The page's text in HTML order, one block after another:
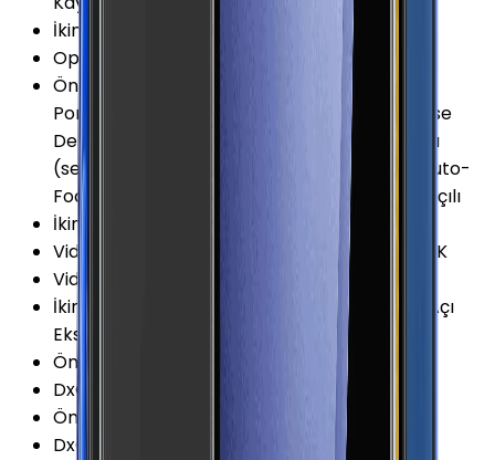
İkinci Arka Kamera Çözünürlüğü
12 MP
Optik Görüntü Sabitleyici (OIS)
Var
Ön Kamera Özellikleri
Portre Modu Video Kayıtta Portre Modu Phase
Detect Auto-Focus (PDAF) HDR Zamanlayıcı
(self-timer) Hızlı Odaklama Phase Detect Auto-
Focus - PDAF (Dual Pixel) 1.22μm Piksel 80° Açılı
İkinci Arka Kamera
Video Kayıt Çözünürlüğü
2160p (Ultra HD) 4K
Video FPS Değeri
İkinci Arka Kamera Özellikleri
Ekstra Geniş Açı
Ekstra Geniş Açı (123°) 1.12μm Piksel
Ön Kamera Diyafram Açıklığı
F2.4
DxOMark Camera (v4)
Ön Kamera FPS Değeri
DxOMark Camera (v5)